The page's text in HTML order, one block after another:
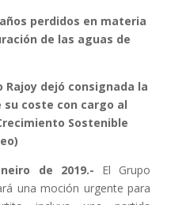
perdidos en materia
de las aguas de
Rajoy dejó consignada la
su coste con cargo al
Sostenible
de 2019.- El Grupo
una moción urgente para